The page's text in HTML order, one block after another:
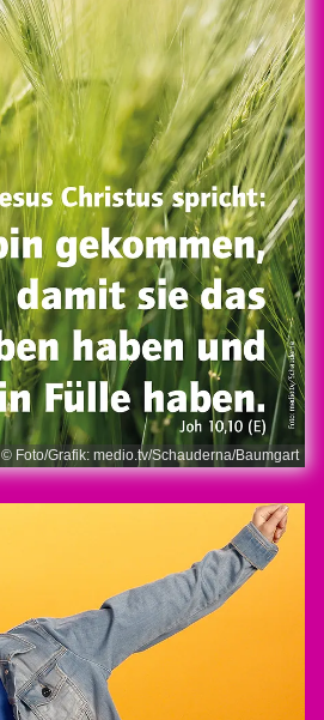
© Foto/Grafik: medio.tv/Schauderna/Baumgart